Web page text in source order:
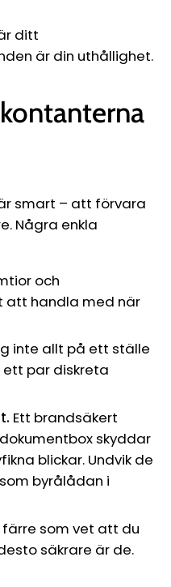
ditt
är din uthållighet.
smart – att förvara
Några enkla
och
att handla med när
inte allt på ett ställe
par diskreta
Ett brandsäkert
skyddar
blickar. Undvik de
byrålådan i
färre som vet att du
säkrare är de.